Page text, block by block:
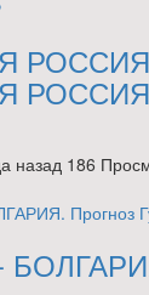
назад 186